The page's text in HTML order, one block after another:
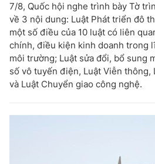
7/8, Quốc hội nghe trình bày Tờ
về 3 nội dung: Luật Phát triển đô
một số điều của 10 luật có liên
chính, điều kiện kinh doanh trong
môi trường; Luật sửa đổi, bổ sung
số vô tuyến điện, Luật Viễn thông,
và Luật Chuyển giao công nghệ.